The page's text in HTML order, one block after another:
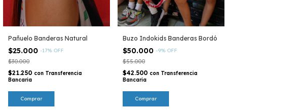
Pañuelo Banderas Natural
$25.000 -17% OFF
$30.000
$21.250 con Transferencia
Bancaria
Buzo Indokids Banderas Bordó
$50.000 -9% OFF
$55.000
$42.500 con Transferencia
Bancaria
Comprar